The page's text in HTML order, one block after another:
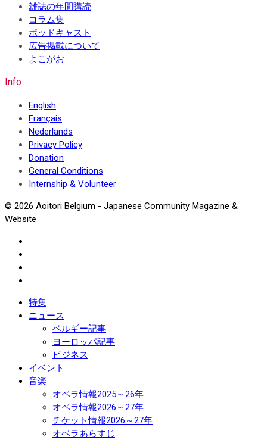
雑誌の年間購読
コラム集
ポッドキャスト
広告掲載について
よこがお
Info
English
Français
Nederlands
Privacy Policy
Donation
General Conditions
Internship & Volunteer
© 2026 Aoitori Belgium - Japanese Community Magazine &
Website
特集
ニュース
ベルギー記事
ヨーロッパ記事
ビジネス
イベント
音楽
オペラ情報2025～26年
オペラ情報2026～27年
チケット情報2026～27年
オペラあらすじ